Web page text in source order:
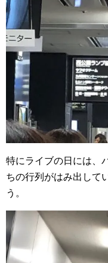
特にライブの日には、
ちの行列がはみ出して
う。